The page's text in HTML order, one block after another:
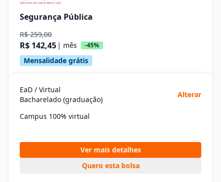
Segurança Pública
R$ 259,00
R$ 142,45 | mês -45%
Mensalidade grátis
EaD / Virtual
Bacharelado (graduação)
Alterar
Campus 100% virtual
Ver mais detalhes
Quero esta bolsa